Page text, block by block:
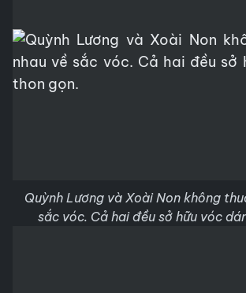
Quỳnh Lương và Xoài Non không
sắc vóc. Cả hai đều sở hữu vóc